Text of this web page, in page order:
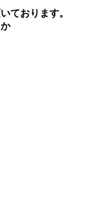
ております。